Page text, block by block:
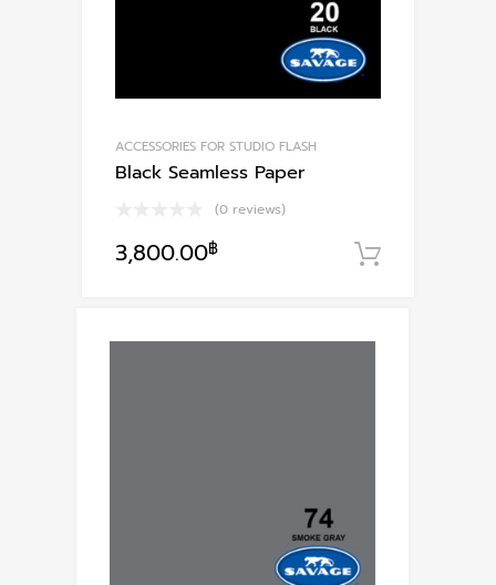
ACCESSORIES FOR STUDIO FLASH
Black Seamless Paper
(0 reviews)
3,800.00฿